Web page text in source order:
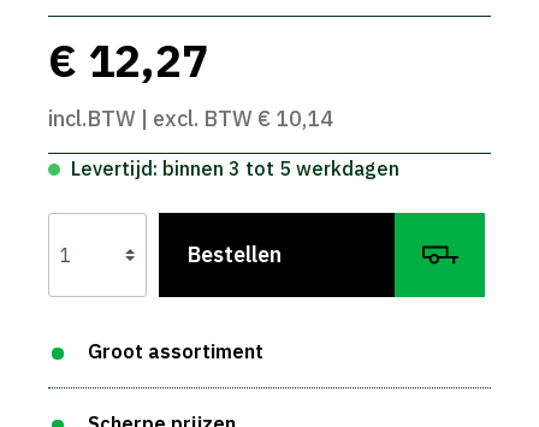
€ 12,27
incl.BTW | excl. BTW € 10,14
Levertijd: binnen 3 tot 5 werkdagen
Bestellen
Groot assortiment